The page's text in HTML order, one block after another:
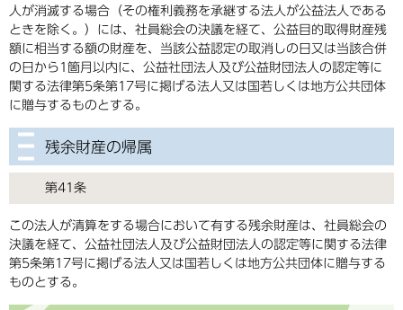
人が消滅する場合（その権利義務を承継する法人が公益法人である
ときを除く。）には、社員総会の決議を経て、公益目的取得財産残
額に相当する額の財産を、当該公益認定の取消しの日又は当該合併
の日から1箇月以内に、公益社団法人及び公益財団法人の認定等に
関する法律第5条第17号に掲げる法人又は国若しくは地方公共団体
に贈与するものとする。
残余財産の帰属
第41条
この法人が清算をする場合において有する残余財産は、社員総会の
決議を経て、公益社団法人及び公益財団法人の認定等に関する法律
第5条第17号に掲げる法人又は国若しくは地方公共団体に贈与する
ものとする。